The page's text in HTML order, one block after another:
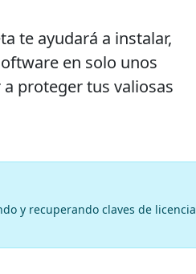
te ayudará a instalar,
en solo unos
proteger tus valiosas
y recuperando claves de licencia